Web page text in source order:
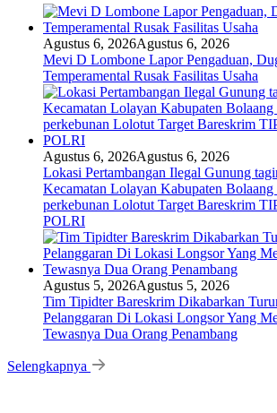
Agustus 6, 2026Agustus 6, 2026
Mevi D Lombone Lapor Pengaduan,
Temperamental Rusak Fasilitas Usaha
Agustus 6, 2026Agustus 6, 2026
Lokasi Pertambangan Ilegal Gunung
Kecamatan Lolayan Kabupaten
perkebunan Lolotut Target Bareskrim
POLRI
Agustus 5, 2026Agustus 5, 2026
Tim Tipidter Bareskrim Dikabarkan
Pelanggaran Di Lokasi Longsor Yang
Tewasnya Dua Orang Penambang
Selengkapnya